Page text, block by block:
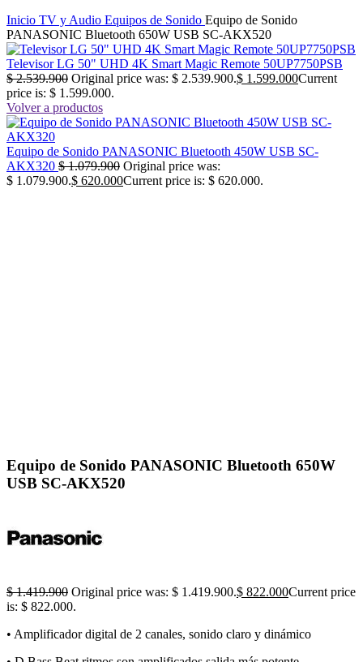
Inicio TV y Audio Equipos de Sonido Equipo de Sonido
PANASONIC Bluetooth 650W USB SC-AKX520
Televisor LG 50" UHD 4K Smart Magic Remote 50UP7750PSB
$2.539.900 Original price was: $ 2.539.900.$ 1.599.000Current
price is: $ 1.599.000.
Volver a productos
Equipo de Sonido PANASONIC Bluetooth 450W USB SC-
AKX320 $1.079.900 Original price was:
$ 1.079.900.$ 620.000Current price is: $ 620.000.
Equipo de Sonido PANASONIC Bluetooth 650W
USB SC-AKX520
$1.419.900 Original price was: $ 1.419.900.$ 822.000Current price
is: $ 822.000.
• Amplificador digital de 2 canales, sonido claro y dinámico